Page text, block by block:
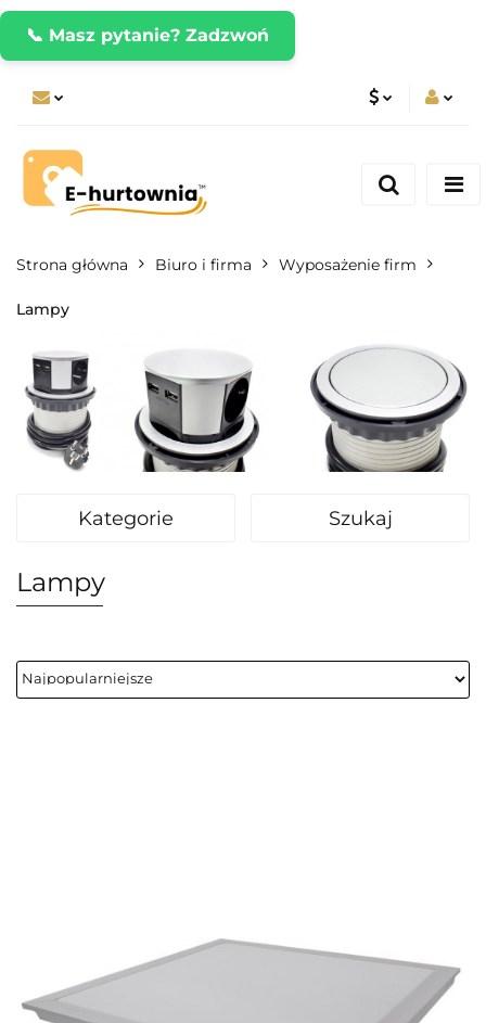
📞 Masz pytanie? Zadzwoń
CZK
Zarejestruj się
Strona główna Biuro i firma Wyposażenie firm
Lampy
Kategorie Szukaj
Lampy